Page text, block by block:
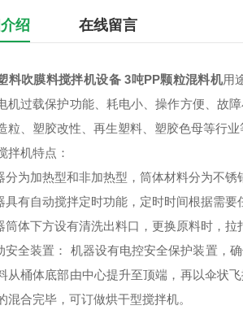
绍 在线留言
料吹膜料搅拌机设备 3吨PP颗粒混料机用
机过载保护功能、耗电小、操作方便、故
粒、塑胶改性、再生塑料、塑胶色母等行业
拌机特点：
分为加热型和非加热型，筒体材料分为不锈
具有自动搅拌定时功能，定时时间根据需要
筒体下方设有清洗出料口，更换原料时，拉
安全装置： 机器设有电控安全保护装置，
从桶体底部由中心提升至顶端，再以伞状
混合完毕，可订做烘干型搅拌机。